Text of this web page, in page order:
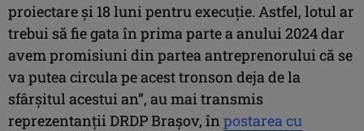
proiectare și 18 luni pentru execuție. Astfel, lotul ar
trebui să fie gata în prima parte a anului 2024 dar
avem promisiuni din partea antreprenorului că se
va putea circula pe acest tronson deja de la
sfârșitul acestui an”, au mai transmis
reprezentanții DRDP Brașov, înpostarea cu